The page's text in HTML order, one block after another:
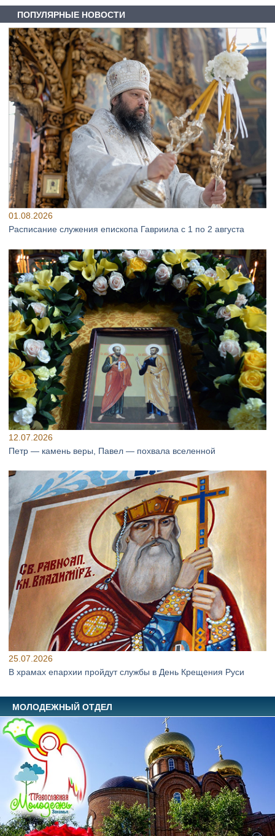
ПОПУЛЯРНЫЕ НОВОСТИ
01.08.2026
Расписание служения епископа Гавриила с 1 по 2 августа
12.07.2026
Петр — камень веры, Павел — похвала вселенной
25.07.2026
В храмах епархии пройдут службы в День Крещения Руси
МОЛОДЕЖНЫЙ ОТДЕЛ